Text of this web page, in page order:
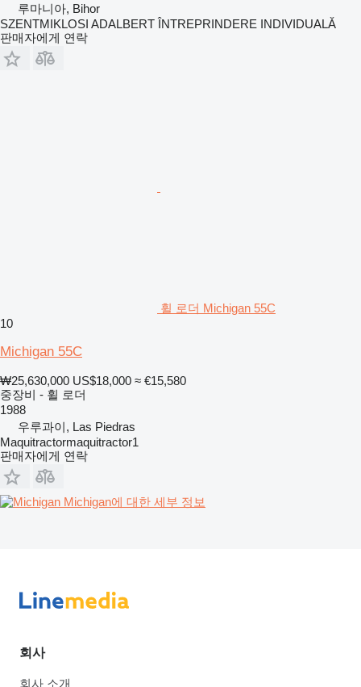
루마니아, Bihor
SZENTMIKLOSI ADALBERT ÎNTREPRINDERE INDIVIDUALĂ
판매자에게 연락
휠 로더 Michigan 55C
10
Michigan 55C
₩25,630,000 US$18,000 ≈ €15,580
중장비 - 휠 로더
1988
우루과이, Las Piedras
Maquitractormaquitractor1
판매자에게 연락
Michigan에 대한 세부 정보
회사
회사 소개